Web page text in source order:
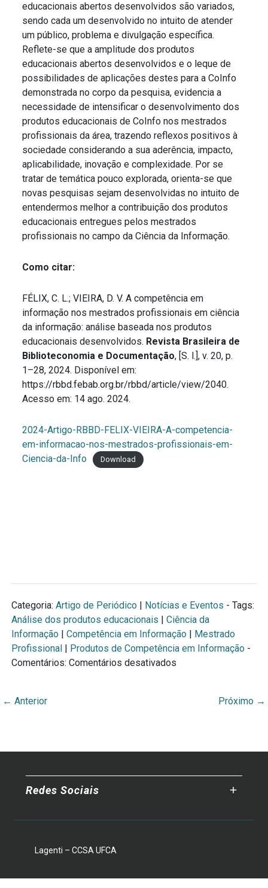
educacionais abertos desenvolvidos são variados,
sendo cada um desenvolvido no intuito de atender
um público, problema e divulgação específica.
Reflete-se que a amplitude dos produtos
educacionais abertos desenvolvidos e o leque de
possibilidades de aplicações destes para a CoInfo
demonstrada no corpo da pesquisa, evidencia a
necessidade de intensificar o desenvolvimento dos
produtos educacionais de CoInfo nos mestrados
profissionais da área, trazendo reflexos positivos à
sociedade considerando a sua aderência, impacto,
aplicabilidade, inovação e complexidade. Por se
tratar de temática pouco explorada, orienta-se que
novas pesquisas sejam desenvolvidas no intuito de
entendermos melhor a contribuição dos produtos
educacionais entregues pelos mestrados
profissionais no campo da Ciência da Informação.
Como citar:
FÉLIX, C. L.; VIEIRA, D. V. A competência em
informação nos mestrados profissionais em ciência
da informação: análise baseada nos produtos
educacionais desenvolvidos. Revista Brasileira de
Biblioteconomia e Documentação, [S. l.], v. 20, p.
1–28, 2024. Disponível em:
https://rbbd.febab.org.br/rbbd/article/view/2040.
Acesso em: 14 ago. 2024.
2024-Artigo-RBBD-FELIX-VIEIRA-A-competencia-
em-informacao-nos-mestrados-profissionais-em-
Ciencia-da-Info
Download
Categoria: Artigo de Periódico Notícias e Eventos - Tags:
Análise dos produtos educacionais
Ciência da
Informação
Competência em Informação
Mestrado
Profissional
Produtos de Competência em Informação-
Comentários: Comentários desativadosem
em
informação:
produtos
← Anterior Próximo →
Redes Sociais
Lagenti – CCSA UFCA